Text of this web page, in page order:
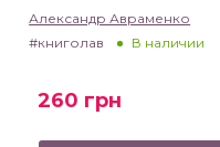
Александр Авраменко
#книголав
В наличии
260 грн